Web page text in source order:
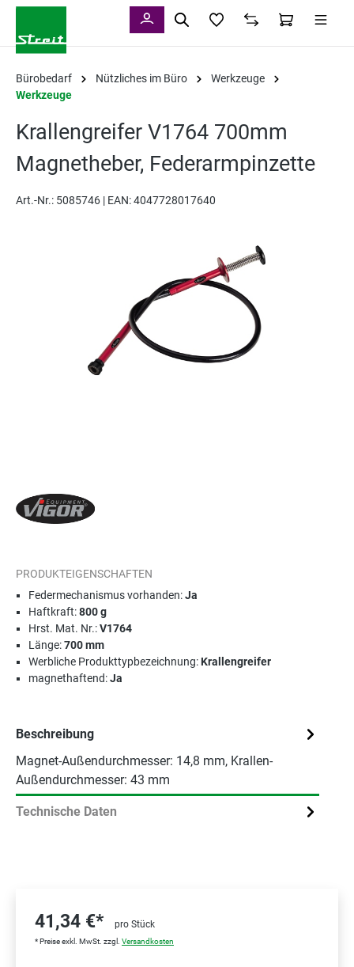
Bürobedarf Nützliches im Büro
Werkzeuge
Werkzeuge
Krallengreifer V1764 700mm
Magnetheber, Federarmpinzette
Art.-Nr.: 5085746 | EAN: 4047728017640
PRODUKTEIGENSCHAFTEN
Federmechanismus vorhanden:Ja
Haftkraft:800 g
Hrst. Mat. Nr.:V1764
Länge:700 mm
Werbliche Produkttypbezeichnung:Krallengreifer
magnethaftend:Ja
Beschreibung
Magnet-Außendurchmesser: 14,8 mm, Krallen-
Außendurchmesser: 43 mm
Technische Daten
41,34 €* pro Stück
* Preise exkl. MwSt. zzgl. Versandkosten